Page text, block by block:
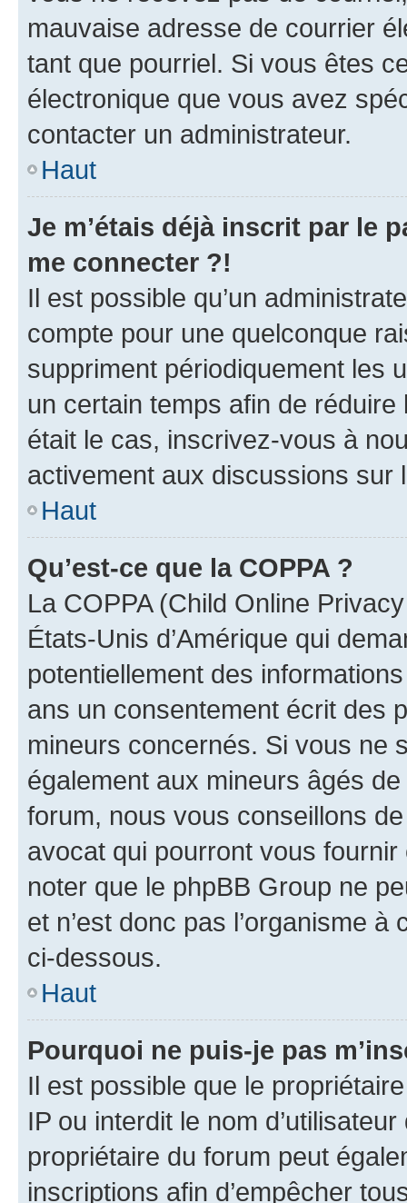
mauvaise adresse de courrier
tant que pourriel. Si vous êtes
électronique que vous avez
contacter un administrateur.
Haut
Je m’étais déjà inscrit par le
me connecter ?!
Il est possible qu’un
compte pour une quelconque
suppriment périodiquement les
un certain temps afin de
était le cas, inscrivez-vous à
activement aux discussions sur
Haut
Qu’est-ce que la COPPA ?
La COPPA (Child Online
États-Unis d’Amérique qui
potentiellement des
ans un consentement écrit des
mineurs concernés. Si vous ne
également aux mineurs âgés
forum, nous vous conseillons
avocat qui pourront vous
noter que le phpBB Group ne
et n’est donc pas l’organisme
ci-dessous.
Haut
Pourquoi ne puis-je pas
Il est possible que le
IP ou interdit le nom
propriétaire du forum peut
inscriptions afin d’empêcher